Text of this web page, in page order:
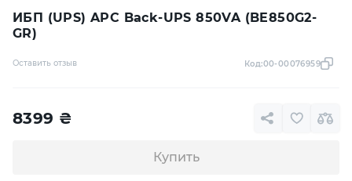
ИБП (UPS) APC Back-UPS 850VA (BE850G2-
GR)
Оставить отзыв Код:00-00076959
8399 ₴
Купить